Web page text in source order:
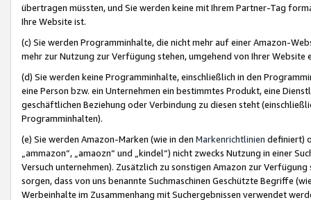
übertragen müssten, und Sie werden keine mit Ihrem Partner-Tag
Ihre Website ist.
(c) Sie werden Programminhalte, die nicht mehr auf einer Amazon-
mehr zur Nutzung zur Verfügung stehen, umgehend von Ihrer
(d) Sie werden keine Programminhalte, einschließlich in den
eine Person bzw. ein Unternehmen ein bestimmtes Produkt, eine
geschäftlichen Beziehung oder Verbindung zu diesen steht
Programminhalten).
(e) Sie werden Amazon-Marken (wie in den Markenrichtlinien definiert)
„ammazon“, „amaozn“ und „kindel“) nicht zwecks Nutzung in einer
Versuch unternehmen). Zusätzlich zu sonstigen Amazon zur
sorgen, dass von uns benannte Suchmaschinen Geschützte Begriffe
Werbeinhalte im Zusammenhang mit Suchergebnissen verwendet